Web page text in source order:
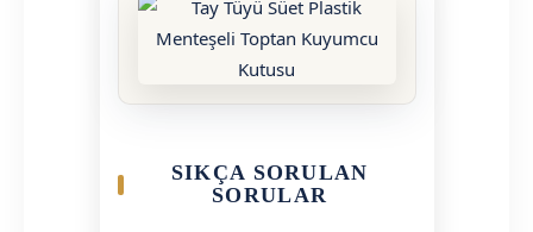
SIKÇA SORULAN
SORULAR